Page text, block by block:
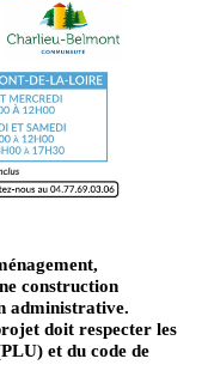
construction
administrative.
doit respecter les
et du code de